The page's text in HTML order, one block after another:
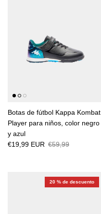
Botas de fútbol Kappa Kombat
Player para niños, color negro
y azul
€19,99 EUR €59,99
20 % de descuento